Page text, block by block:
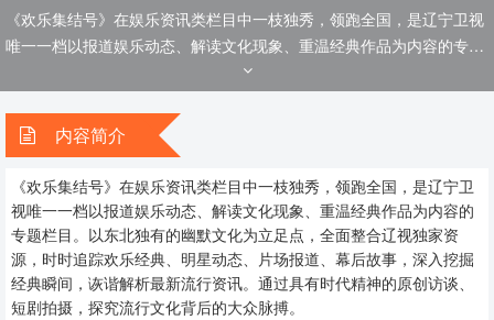
《欢乐集结号》在娱乐资讯类栏目中一枝独秀，领跑全国，是辽宁卫视
唯一一档以报道娱乐动态、解读文化现象、重温经典作品为内容的专题
栏目。以东北独有的幽默文化为立足点，全面整合辽视独家资源，时时
追踪欢乐经典、明星动态、片场报道、幕后故事，深入挖掘经典瞬间，
诙谐解析最新流行资讯。通过具有时代精神的原创访谈、短剧拍摄，探
究流行文化背后的大众脉搏。
内容简介
《欢乐集结号》在娱乐资讯类栏目中一枝独秀，领跑全国，是辽宁卫
视唯一一档以报道娱乐动态、解读文化现象、重温经典作品为内容的
专题栏目。以东北独有的幽默文化为立足点，全面整合辽视独家资
源，时时追踪欢乐经典、明星动态、片场报道、幕后故事，深入挖掘
经典瞬间，诙谐解析最新流行资讯。通过具有时代精神的原创访谈、
短剧拍摄，探究流行文化背后的大众脉搏。